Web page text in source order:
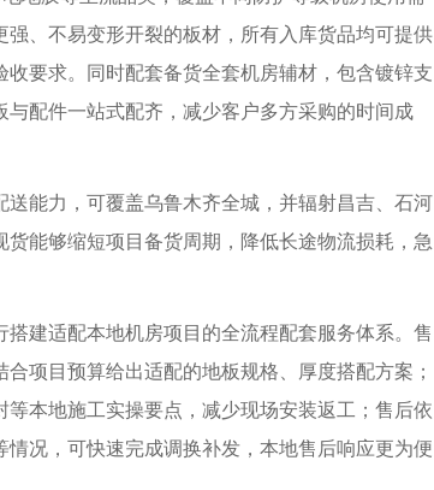
、不易变形开裂的板材，所有入库货品均可提供
要求。同时配套备货全套机房辅材，包含镀锌支
配件一站式配齐，减少客户多方采购的时间成
能力，可覆盖乌鲁木齐全城，并辐射昌吉、石河
能够缩短项目备货周期，降低长途物流损耗，急
建适配本地机房项目的全流程配套服务体系。售
项目预算给出适配的地板规格、厚度搭配方案；
本地施工实操要点，减少现场安装返工；售后依
况，可快速完成调换补发，本地售后响应更为便